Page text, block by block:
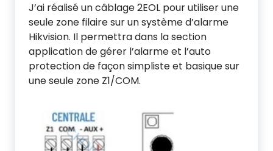
J’ai réalisé un câblage 2EOL pour utiliser une
seule zone filaire sur un système d’alarme
Hikvision. Il permettra dans la section
application de gérer l’alarme et l’auto
protection de façon simpliste et basique sur
une seule zone Z1/COM.